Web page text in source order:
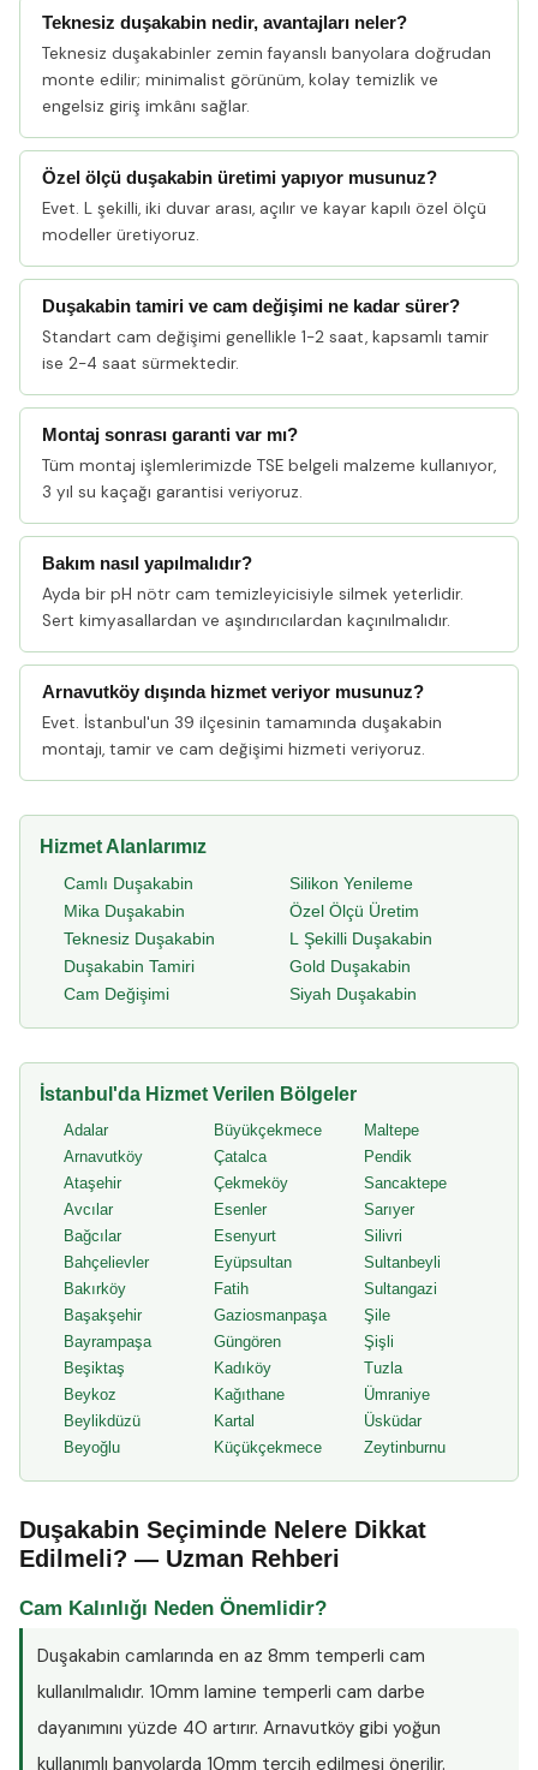
Teknesiz duşakabin nedir, avantajları neler?
Teknesiz duşakabinler zemin fayanslı banyolara doğrudan
monte edilir; minimalist görünüm, kolay temizlik ve
engelsiz giriş imkânı sağlar.
Özel ölçü duşakabin üretimi yapıyor musunuz?
Evet. L şekilli, iki duvar arası, açılır ve kayar kapılı özel ölçü
modeller üretiyoruz.
Duşakabin tamiri ve cam değişimi ne kadar sürer?
Standart cam değişimi genellikle 1-2 saat, kapsamlı tamir
ise 2-4 saat sürmektedir.
Montaj sonrası garanti var mı?
Tüm montaj işlemlerimizde TSE belgeli malzeme kullanıyor,
3 yıl su kaçağı garantisi veriyoruz.
Bakım nasıl yapılmalıdır?
Ayda bir pH nötr cam temizleyicisiyle silmek yeterlidir.
Sert kimyasallardan ve aşındırıcılardan kaçınılmalıdır.
Arnavutköy dışında hizmet veriyor musunuz?
Evet. İstanbul'un 39 ilçesinin tamamında duşakabin
montajı, tamir ve cam değişimi hizmeti veriyoruz.
Hizmet Alanlarımız
Camlı Duşakabin
Mika Duşakabin
Teknesiz Duşakabin
Duşakabin Tamiri
Cam Değişimi
Silikon Yenileme
Özel Ölçü Üretim
L Şekilli Duşakabin
Gold Duşakabin
Siyah Duşakabin
İstanbul'da Hizmet Verilen Bölgeler
Adalar
Arnavutköy
Ataşehir
Avcılar
Bağcılar
Bahçelievler
Bakırköy
Başakşehir
Bayrampaşa
Beşiktaş
Beykoz
Beylikdüzü
Beyoğlu
Büyükçekmece
Çatalca
Çekmeköy
Esenler
Esenyurt
Eyüpsultan
Fatih
Gaziosmanpaşa
Güngören
Kadıköy
Kağıthane
Kartal
Küçükçekmece
Maltepe
Pendik
Sancaktepe
Sarıyer
Silivri
Sultanbeyli
Sultangazi
Şile
Şişli
Tuzla
Ümraniye
Üsküdar
Zeytinburnu
Duşakabin Seçiminde Nelere Dikkat
Edilmeli? — Uzman Rehberi
Cam Kalınlığı Neden Önemlidir?
Duşakabin camlarında en az 8mm temperli cam
kullanılmalıdır. 10mm lamine temperli cam darbe
dayanımını yüzde 40 artırır. Arnavutköy gibi yoğun
kullanımlı banyolarda 10mm tercih edilmesi önerilir.